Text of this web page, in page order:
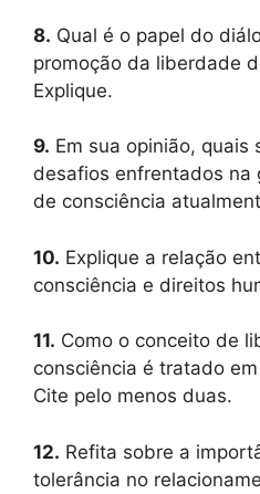
8. Qual é o papel do
promoção da liberdade
Explique.
9. Em sua opinião, quais
desafios enfrentados na
de consciência
10. Explique a relação
consciência e direitos
11. Como o conceito de
consciência é tratado
Cite pelo menos duas.
12. Refita sobre a
tolerância no